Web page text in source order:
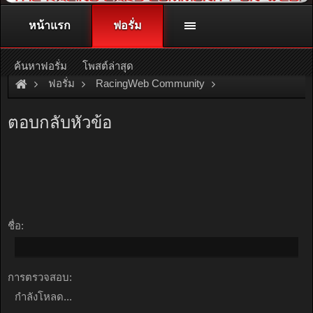
ติดต่อลงโฆษณา racingweb@gmail.comหรือโทร. 081-811-1138
หรืออ่านรายละเอียดเพิ่มเติม คลิกที่นี่
ฟอรั่ม RacingWeb Community
ตอบกลับหัวข้อ
ชื่อ:
การตรวจสอบ:
กำลังโหลด...
หน้าแรก ฟอรั่ม
ค้นหาฟอรั่ม โพสต์ล่าสุด